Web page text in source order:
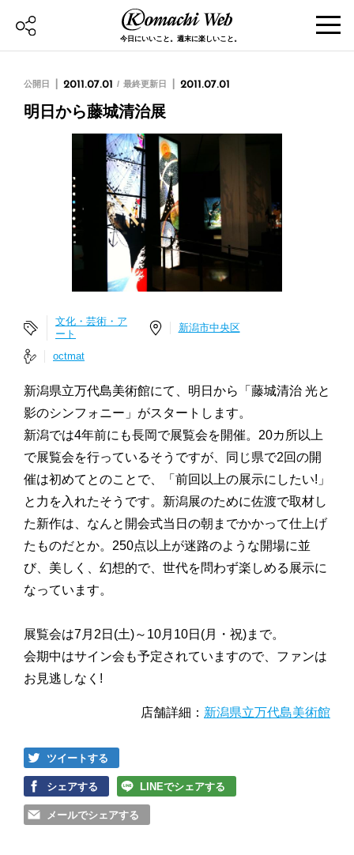
今日にいいこと。週末に楽しいこと。
公開日 2011.07.01 最終更新日 2011.07.01
明日から藤城清治展
文化・芸術・ア
ート
新潟市中央区
octmat
新潟県立万代島美術館にて、明日から「藤城清治 光と
影のシンフォニー」がスタートします。
新潟では4年前にも長岡で展覧会を開催。20カ所以上
で展覧会を行っているそうですが、同じ県で2回の開
催は初めてとのことで、「前回以上の展示にしたい!」
と力を入れたそうです。新潟展のために佐渡で取材し
た新作は、なんと開会式当日の朝までかかって仕上げ
たものだとか。250点以上が迷路のような開場に並
び、美しく、幻想的で、世代を問わず楽しめる展示に
なっています。
展覧会は7月2日(土)～10月10日(月・祝)まで。
会期中はサイン会も予定されていますので、ファンは
お見逃しなく!
店舗詳細： 新潟県立万代島美術館
ツイートする
シェアする LINEでシェアする
メールでシェアする